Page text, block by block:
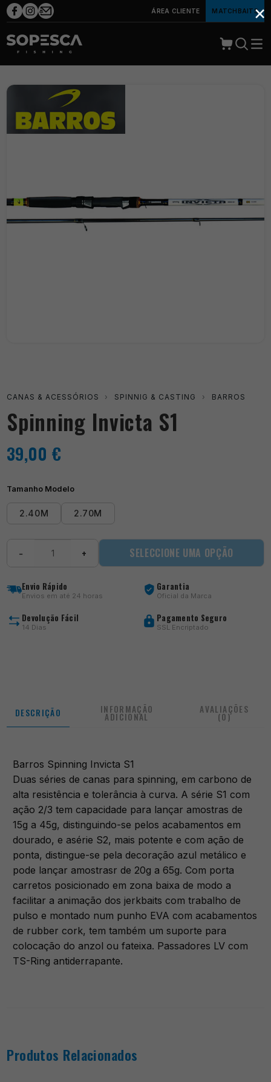
ÁREA CLIENTE MATCHBAITS
CANAS & ACESSÓRIOS › SPINNIG & CASTING › BARROS
Spinning Invicta S1
39,00 €
Tamanho Modelo
2.40M 2.70M
S1
− + SELECCIONE UMA OPÇÃO
Envio Rápido
Envios em até 24 horas
Garantia
Oficial da Marca
Devolução Fácil
14 Dias
Pagamento Seguro
SSL Encriptado
DESCRIÇÃO INFORMAÇÃO
ADICIONAL
AVALIAÇÕES
(0)
Barros Spinning Invicta S1
Duas séries de canas para spinning, em carbono de
alta resistência e tolerância à curva. A série S1 com
ação 2/3 tem capacidade para lançar amostras de
15g a 45g, distinguindo-se pelos acabamentos em
dourado, e asérie S2, mais potente e com ação de
ponta, distingue-se pela decoração azul metálico e
pode lançar amostrasr de 20g a 65g. Com porta
carretos posicionado em zona baixa de modo a
facilitar a animação dos jerkbaits com trabalho de
pulso e montado num punho EVA com acabamentos
de rubber cork, tem também um suporte para
colocação do anzol ou fateixa. Passadores LV com
TS-Ring antiderrapante.
Produtos Relacionados
×